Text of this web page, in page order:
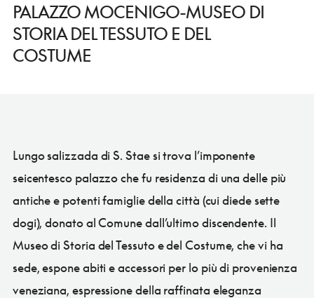
PALAZZO MOCENIGO-MUSEO DI
STORIA DEL TESSUTO E DEL
COSTUME
Lungo salizzada di S. Stae si trova l’imponente
seicentesco palazzo che fu residenza di una delle più
antiche e potenti famiglie della città (cui diede sette
dogi), donato al Comune dall’ultimo discendente. Il
Museo di Storia del Tessuto e del Costume, che vi ha
sede, espone abiti e accessori per lo più di provenienza
veneziana, espressione della raffinata eleganza